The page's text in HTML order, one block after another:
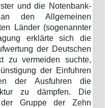
und die Notenbank-
den Allgemeinen
Länder (sogenannter
erklärte sich die
der Deutschen
zu vermeiden suchte,
der Einfuhren
der Ausfuhren die
zu dämpfen. Die
Gruppe der Zehn